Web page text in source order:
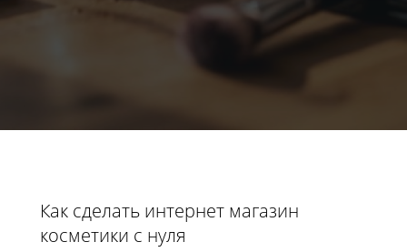
Как сделать интернет магазин
косметики с нуля